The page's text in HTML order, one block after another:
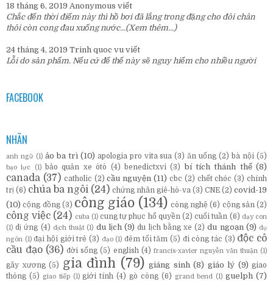
18 tháng 6, 2019 Anonymous viết
Chắc đến thời điểm này thì hồ bơi đã lắng trong đặng cho đôi chân
thôi còn cong đau xuống nước...(Xem thêm...)
24 tháng 4, 2019 Trinh quoc vu viết
Lỗi do sản phẩm. Nếu cứ để thế này sẽ nguy hiểm cho nhiều người
FACEBOOK
NHÃN
anh ngữ (1) ảo ba trì (10) apologia pro vita sua (3) ăn uống (2) bà nội (5)
bạo lực (1) bảo quản xe ôtô (4) benedictxvi (3) bí tích thánh thể (8)
canada (37) catholic (2) cầu nguyện (11) cbc (2) chết chóc (3) chính
trị (6) chúa ba ngôi (24) chứng nhân giê-hô-va (3) CNE (2) covid-19
(10) cộng đồng (3) công giáo (134) công nghệ (6) cộng sản (2)
công việc (24) cuba (1) cung tự phục hổ quyền (2) cuối tuần (6) dạy con
(1) dị ứng (4) dịch thuật (1) du lịch (9) du lịch bằng xe (2) du ngoạn (9) dụ
ngôn (1) đại hội giới trẻ (3) đạo (1) đêm tối tăm (5) đi công tác (3) độc cô
cầu đạo (36) đời sống (5) english (4) francis-xavier nguyễn văn thuận (1)
gãy xương (5) gia đình (79) giáng sinh (8) giáo lý (9) giao
thông (5) giao tiếp (1) giới tính (4) gò công (6) grand bend (1) guelph (7)